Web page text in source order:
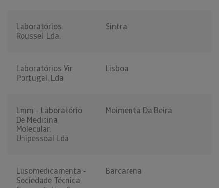
Laboratórios
Roussel, Lda.
Sintra
Laboratórios Vir
Portugal, Lda
Lisboa
Lmm - Laboratório
De Medicina
Molecular,
Unipessoal Lda
Moimenta Da Beira
Lusomedicamenta -
Sociedade Técnica
Barcarena